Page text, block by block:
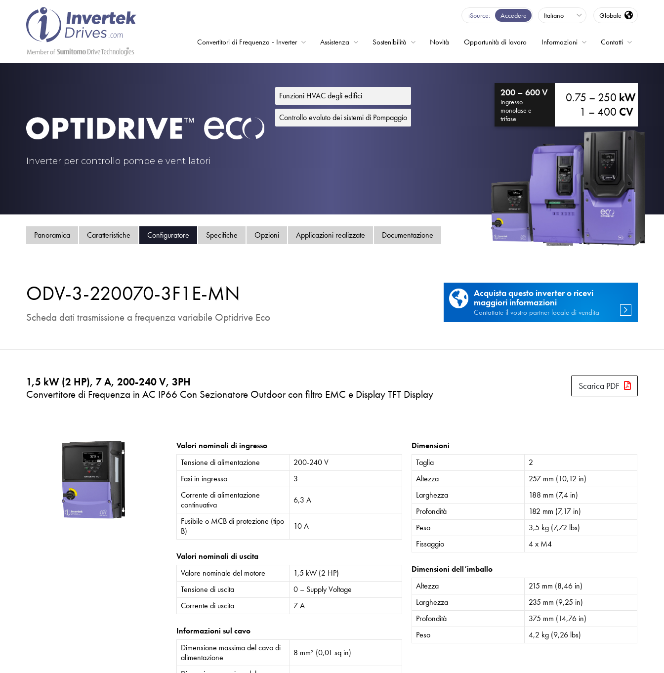
iSource Accedere Italiano Globale
Convertitori di Frequenza - Inverter Assistenza Sostenibilità Novità Opportunità di lavoro Informazioni Contatti
Inverter per controllo pompe e ventilatori
Funzioni HVAC degli edifici
Controllo evoluto dei sistemi di Pompaggio
200 – 600 V
Ingresso
monofase e
trifase
0.75 – 250 kW
1 – 400 CV
Panoramica Caratteristiche Configuratore Specifiche Opzioni Applicazioni realizzate Documentazione
ODV-3-220070-3F1E-MN
Scheda dati trasmissione a frequenza variabile Optidrive Eco
Acquista questo inverter o ricevi
maggiori informazioni
Contattate il vostro partner locale di vendita
1,5 kW (2 HP), 7 A, 200-240 V, 3PH
Convertitore di Frequenza in AC IP66 Con Sezionatore Outdoor con filtro EMC e Display TFT Display
Scarica PDF
Valori nominali di ingresso
Tensione di alimentazione
200-240 V
Fasi in ingresso
3
Corrente di alimentazione
continuativa
6,3 A
Fusibile o MCB di protezione (tipo
B)
10 A
Valori nominali di uscita
Valore nominale del motore
1,5 kW (2 HP)
Tensione di uscita
0 – Supply Voltage
Corrente di uscita
7 A
Informazioni sul cavo
Dimensione massima del cavo di
alimentazione
8 mm² (0,01 sq in)
Dimensioni
Taglia
2
Altezza
257 mm (10,12 in)
Larghezza
188 mm (7,4 in)
Profondità
182 mm (7,17 in)
Peso
3,5 kg (7,72 lbs)
Fissaggio
4 x M4
Dimensioni dell’imballo
Altezza
215 mm (8,46 in)
Larghezza
235 mm (9,25 in)
Profondità
375 mm (14,76 in)
Peso
4,2 kg (9,26 lbs)
Convertitori di Frequenza - Inverter
Assistenza
Sostenibilità
Informativa sulla privacy
Mappa del sito